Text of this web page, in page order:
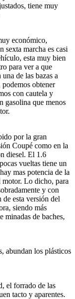
tiene muy
económico,
sexta marcha es casi
esta muy bien
para ver a que
de las bazas a
obtener
con cautela y
gasolina que menos
por la gran
Coupé como en la
diesel. El 1.6
vueltas tiene un
mas potencia de la
motor. Lo dicho, para
y con
de esta versión del
siendo más
minadas de baches,
abundan los plásticos
el forrado de las
tacto y aparentes.